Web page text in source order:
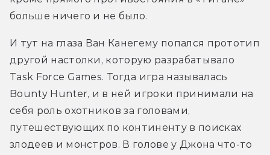
больше ничего и не было.
И тут на глаза Ван Канегему попался прототип
другой настолки, которую разрабатывало
Task Force Games. Тогда игра называлась
Bounty Hunter, и в ней игроки принимали на
себя роль охотников за головами,
путешествующих по континенту в поисках
злодеев и монстров. В голове у Джона что-то